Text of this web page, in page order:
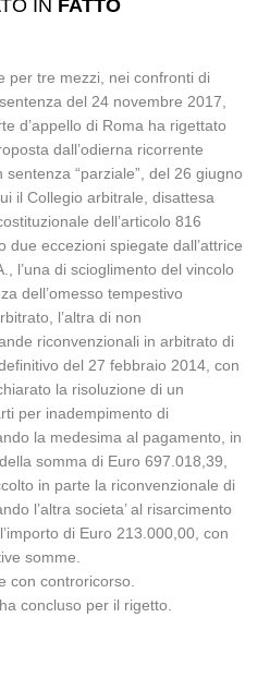
IN FATTO
per tre mezzi, nei confronti di
del 24 novembre 2017,
d’appello di Roma ha rigettato
dall’odierna ricorrente
“parziale”, del 26 giugno
il Collegio arbitrale, disattesa
dell’articolo 816
due eccezioni spiegate dall’attrice
l’una di scioglimento del vincolo
dell’omesso tempestivo
l’altra di non
riconvenzionali in arbitrato di
del 27 febbraio 2014, con
la risoluzione di un
per inadempimento di
la medesima al pagamento, in
somma di Euro 697.018,39,
in parte la riconvenzionale di
l’altra societa’ al risarcimento
di Euro 213.000,00, con
somme.
con controricorso.
concluso per il rigetto.